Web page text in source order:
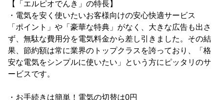
【「エルピオでんき」の特長】
・電気を安く使いたいお客様向けの安心快適サービス
「ポイント」や「豪華な特典」がなく、大きな広告も出さ
ず、無駄な費用分を電気料金から差し引きました。その結
果、節約額は常に業界のトップクラスを誇っており、「格
安な電気をシンプルに使いたい」という方にピッタリのサ
ービスです。
・お手続きは簡単！電気の切替は0円